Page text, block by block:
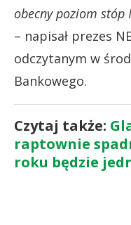
obecny poziom stóp
– napisał prezes
odczytanym w
Bankowego.
Czytaj także:
raptownie
roku będzie